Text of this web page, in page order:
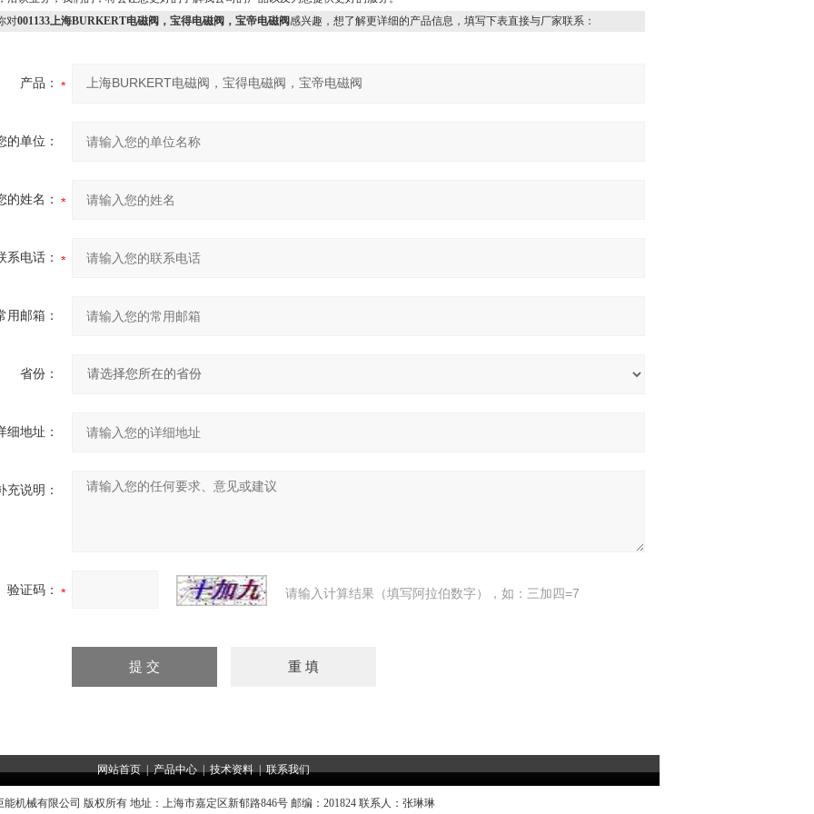
对001133上海BURKERT电磁阀，宝得电磁阀，宝帝电磁阀感兴趣，想了解更详细的产品信息，填写下表直接与厂家联系：
产品：
的单位：
的姓名：
系电话：
用邮箱：
省份：
细地址：
充说明：
验证码： 请输入计算结果（填写阿拉伯数字），如：三加四=7
网站首页|产品中心|技术资料|联系我们
能机械有限公司 版权所有 地址：上海市嘉定区新郁路846号 邮编：201824 联系人：张琳琳